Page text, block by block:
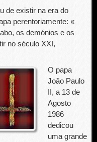
de existir na era do
perentoriamente: «
os demónios e os
no século XXI,
O papa
João Paulo
II, a 13 de
Agosto
1986
dedicou
uma grande